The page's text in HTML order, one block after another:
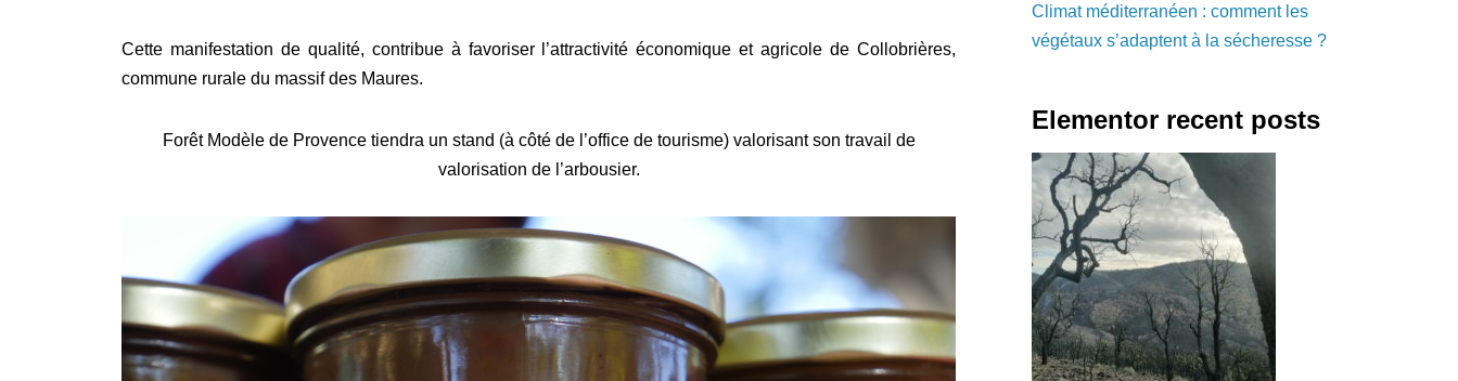
Cette manifestation de qualité, contribue à favoriser l’attractivité économique et agricole de Collobrières,
commune rurale du massif des Maures.
Forêt Modèle de Provence tiendra un stand (à côté de l’office de tourisme) valorisant son travail de
valorisation de l’arbousier.
Climat méditerranéen : comment les
végétaux s’adaptent à la sécheresse ?
Elementor recent posts